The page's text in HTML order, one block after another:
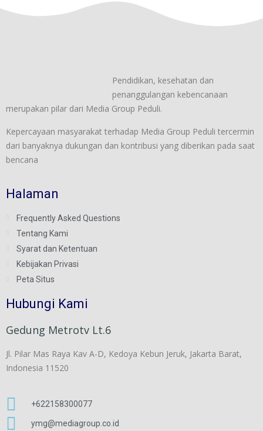
Pendidikan, kesehatan dan
penanggulangan kebencanaan
merupakan pilar dari Media Group Peduli.
Kepercayaan masyarakat terhadap Media Group Peduli tercermin
dari banyaknya dukungan dan kontribusi yang diberikan pada saat
bencana
Halaman
Frequently Asked Questions
Tentang Kami
Syarat dan Ketentuan
Kebijakan Privasi
Peta Situs
Hubungi Kami
Gedung Metrotv Lt.6
Jl. Pilar Mas Raya Kav A-D, Kedoya Kebun Jeruk, Jakarta Barat,
Indonesia 11520
+622158300077
ymg@mediagroup.co.id